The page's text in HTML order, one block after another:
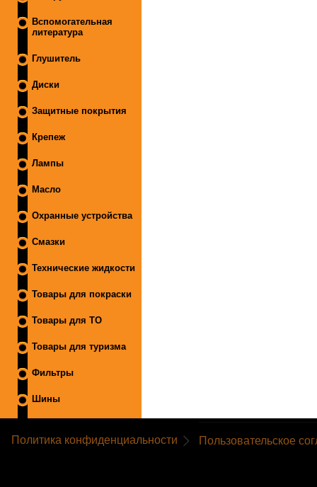
Вспомогательная
литература
Глушитель
Диски
Защитные покрытия
Крепеж
Лампы
Масло
Охранные устройства
Смазки
Технические жидкости
Товары для покраски
Товары для ТО
Товары для туризма
Фильтры
Шины
Политика конфиденциальности Пользовательское